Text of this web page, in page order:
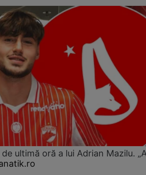
ultimă oră a lui Adrian Mazilu.